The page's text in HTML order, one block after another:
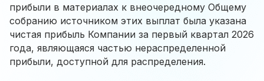
прибыли в материалах к внеочередному Общему
собранию источником этих выплат была указана
чистая прибыль Компании за первый квартал 2026
года, являющаяся частью нераспределенной
прибыли, доступной для распределения.